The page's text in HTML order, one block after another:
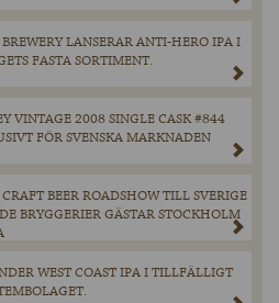
LANSERAR ANTI-HERO IPA I
FASTA SORTIMENT.
VINTAGE 2008 SINGLE CASK #844
FÖR SVENSKA MARKNADEN
BEER ROADSHOW TILL SVERIGE
BRYGGERIER GÄSTAR STOCKHOLM
WEST COAST IPA I TILLFÄLLIGT